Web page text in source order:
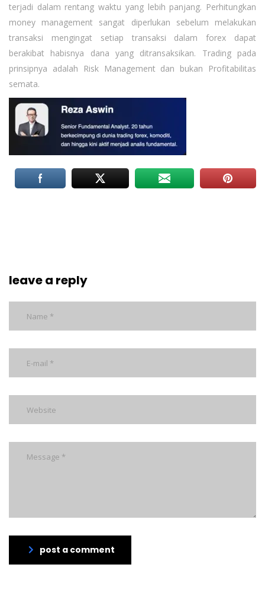
terjadi dalam rentang waktu yang lebih panjang. Perhitungkan
money management sangat diperlukan sebelum melakukan
transaksi mengingat setiap transaksi dalam forex dapat
berakibat habisnya dana yang ditransaksikan. Trading pada
prinsipnya adalah Risk Management dan bukan Profitabilitas
semata.
leave a reply
post a comment